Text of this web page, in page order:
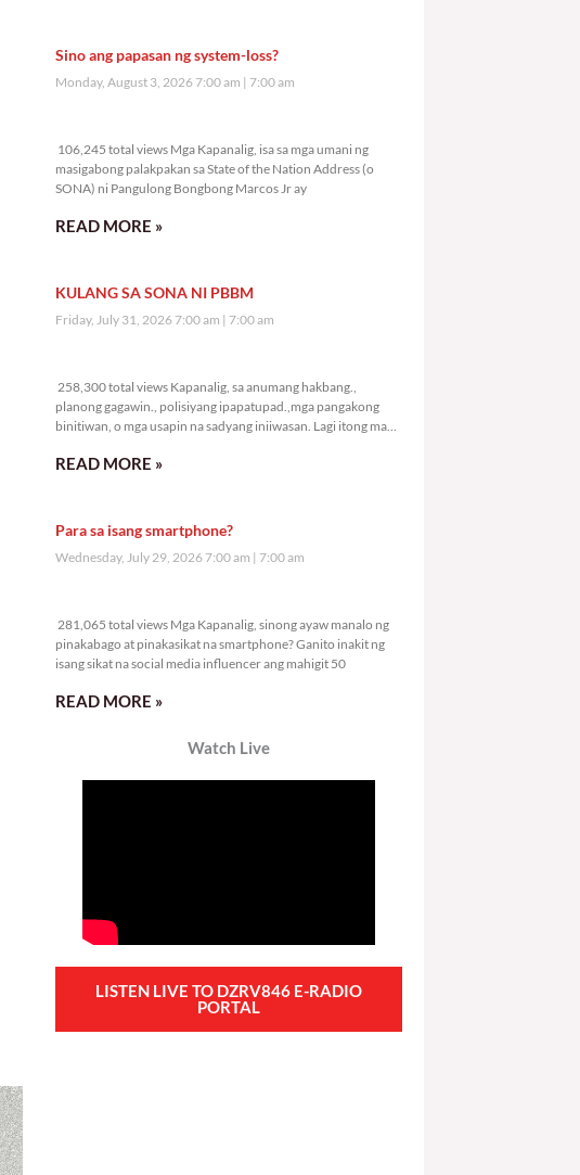
Sino ang papasan ng system-loss?
Monday, August 3, 2026 7:00 am 7:00 am
106,245 total views Mga Kapanalig, isa sa mga umani ng
masigabong palakpakan sa State of the Nation Address (o
SONA) ni Pangulong Bongbong Marcos Jr ay
READ MORE »
KULANG SA SONA NI PBBM
Friday, July 31, 2026 7:00 am 7:00 am
258,300 total views Kapanalig, sa anumang hakbang.,
planong gagawin., polisiyang ipapatupad.,mga pangakong
binitiwan, o mga usapin na sadyang iniiwasan. Lagi itong may
READ MORE »
Para sa isang smartphone?
Wednesday, July 29, 2026 7:00 am 7:00 am
281,065 total views Mga Kapanalig, sinong ayaw manalo ng
pinakabago at pinakasikat na smartphone? Ganito inakit ng
isang sikat na social media influencer ang mahigit 50
READ MORE »
Watch Live
LISTEN LIVE TO DZRV846 E-RADIO
PORTAL